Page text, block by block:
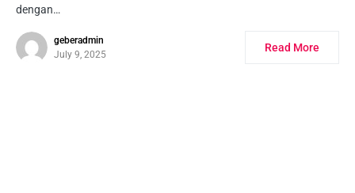
dengan…
geberadmin
July 9, 2025
Read More